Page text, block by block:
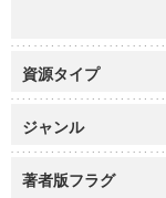
資源タイプ
ジャンル
著者版フラグ